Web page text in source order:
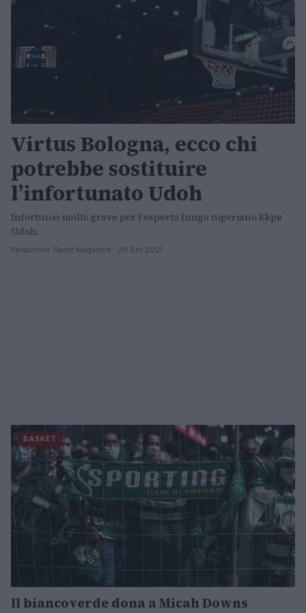
Virtus Bologna, ecco chi
potrebbe sostituire
l’infortunato Udoh
Infortunio molto grave per l'esperto lungo nigeriano Ekpe
Udoh.
Redazione Sport Magazine · 20 Set 2021
BASKET
Il biancoverde dona a Micah Downs